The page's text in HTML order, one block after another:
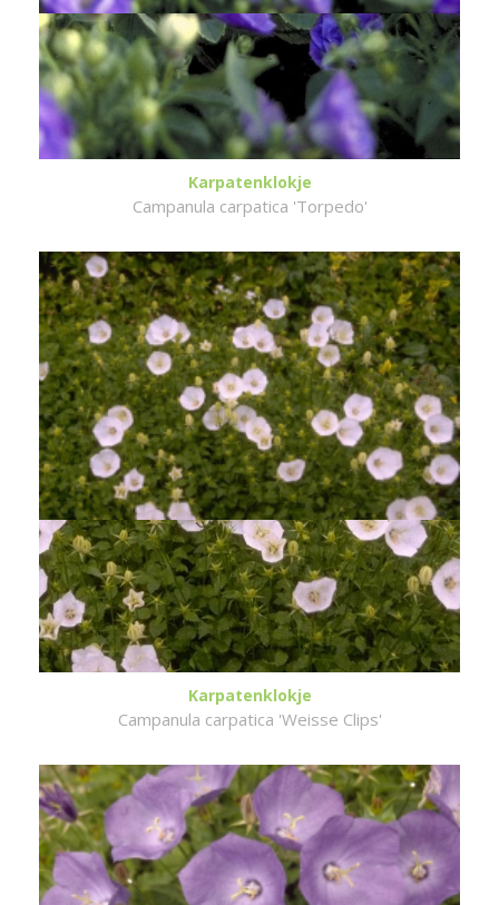
Karpatenklokje
Campanula carpatica 'Torpedo'
Karpatenklokje
Campanula carpatica 'Weisse Clips'